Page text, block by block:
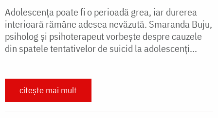
Adolescența poate fi o perioadă grea, iar durerea
interioară rămâne adesea nevăzută. Smaranda Buju,
psiholog și psihoterapeut vorbește despre cauzele
din spatele tentativelor de suicid la adolescenți...
citește mai mult